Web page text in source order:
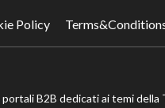
Policy
B2B dedicati ai temi